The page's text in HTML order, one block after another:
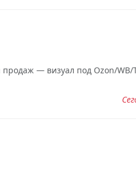
продаж — визуал под Ozon/